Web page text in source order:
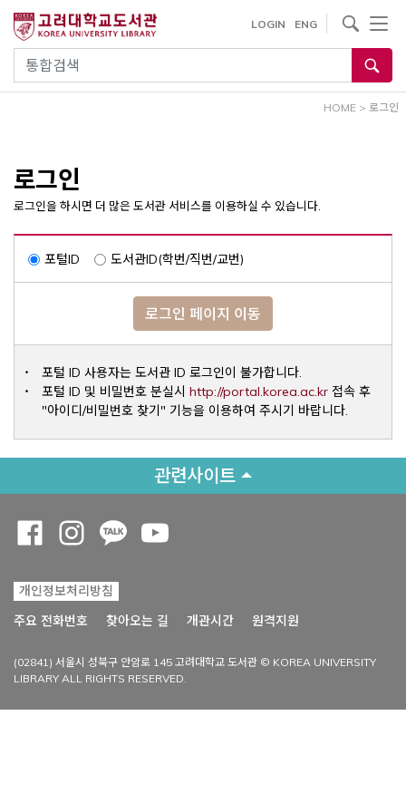
건
통합검색
LOGIN ENG
사이트내 검색
HOME > 로그인
로그인
로그인을 하시면 더 많은 도서관 서비스를 이용하실 수 있습니다.
포털ID 도서관ID(학번/직번/교번)
로그인 페이지 이동
포털 ID 사용자는 도서관 ID 로그인이 불가합니다.
포털 ID 및 비밀번호 분실시 http://portal.korea.ac.krOpens a
접속 후
"아이디/비밀번호 찾기" 기능을 이용하여 주시기 바랍니다.
관련사이트
개인정보처리방침
주요 전화번호
찾아오는 길 개관시간 원격지원
(02841) 서울시 성북구 안암로 145 고려대학교 도서관 © KOREA UNIVERSITY
LIBRARY ALL RIGHTS RESERVED.
Opens a new window
Opens a new window
Opens a new window